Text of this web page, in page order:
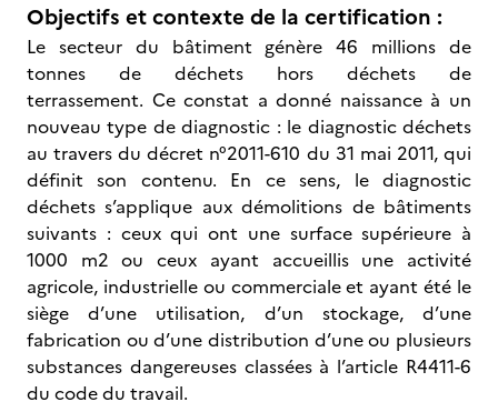
Objectifs et contexte de la certification :
Le secteur du bâtiment génère 46 millions de
tonnes de déchets hors déchets de
terrassement. Ce constat a donné naissance à un
nouveau type de diagnostic : le diagnostic déchets
au travers du décret n°2011-610 du 31 mai 2011, qui
définit son contenu. En ce sens, le diagnostic
déchets s’applique aux démolitions de bâtiments
suivants : ceux qui ont une surface supérieure à
1000 m2 ou ceux ayant accueillis une activité
agricole, industrielle ou commerciale et ayant été le
siège d’une utilisation, d’un stockage, d’une
fabrication ou d’une distribution d’une ou plusieurs
substances dangereuses classées à l’article R4411-6
du code du travail.